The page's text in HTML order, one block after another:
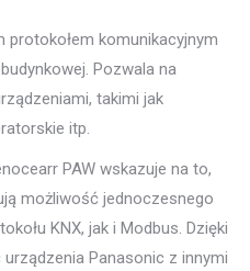
protokołem komunikacyjnym
Pozwala na
takimi jak
itp.
PAW wskazuje na to,
możliwość jednoczesnego
KNX, jak i Modbus. Dzięki
Panasonic z innymi